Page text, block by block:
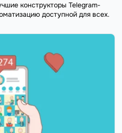
конструкторы Telegram-
доступной для всех.